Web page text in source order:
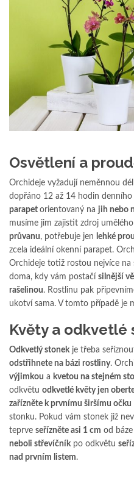
Osvětlení a
Orchideje vyžadují neměnnou
dopřáno 12 až 14 hodin denního
parapet orientovaný na jih nebo
musíme jim zajistit zdroj
průvanu, potřebuje jen lehké
zcela ideální okenní parapet.
Orchideje totiž rostou nejvíce na
doma, kdy vám postačí silnější
rašelinou. Rostlinu pak
ukotví sama. V tomto případě je
Květy a odkvetlé
Odkvetlý stonekje třeba
odstřihnete na bázi rostliny.
výjimkou a kvetou na stejném
odkvětu odkvetlé květy jen
zařízněte k prvnímu širšímu očku
stonku. Pokud vám stonek již
teprve seřízněte asi 1 cm od
neboli střevíčníkpo odkvětu
nad prvním listem.